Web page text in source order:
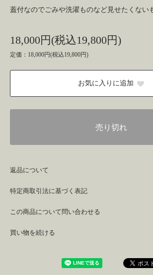
蓋付なのでごみや洗濯ものなど見せたくない
18,000円(税込19,800円)
定価：18,000円(税込19,800円)
お気に入りに追加
売り切れ
返品について
特定商取引法に基づく表記
この商品について問い合わせる
買い物を続ける